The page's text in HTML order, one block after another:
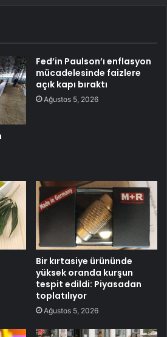
Fed’in Paulson’ı enflasyon
mücadelesinde faizlere
açık kapı bıraktı
Ağustos 5, 2026
Bir kırtasiye ürününde
yüksek oranda kurşun
tespit edildi: Piyasadan
toplatılıyor
Ağustos 5, 2026